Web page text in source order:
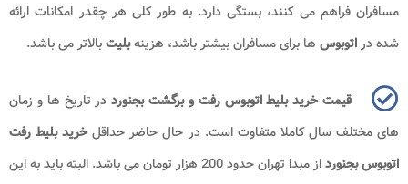
مسافران فراهم می کنند، بستگی دارد. به طور کلی هر چقدر امکانات ارائه
شده دراتوبوس ها برای مسافران بیشتر باشد، هزینهبلیتبالاتر می باشد.
قیمت خرید بلیط اتوبوس رفت و برگشت بجنورد در تاریخ ها و زمان
های مختلف سال کاملا متفاوت است. در حال حاضر حداقلخرید بلیط رفت
اتوبوس بجنورد
از مبدا تهران حدود 200 هزار تومان می باشد. البته باید به این